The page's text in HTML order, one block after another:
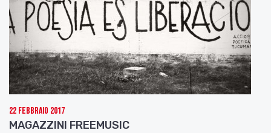
22 Febbraio 2017
MAGAZZINI FREEMUSIC